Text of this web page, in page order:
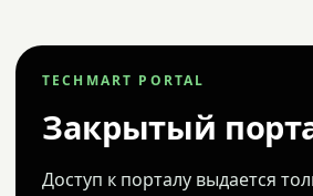
TECHMART PORTAL
Закрытый
Доступ к порталу выдается